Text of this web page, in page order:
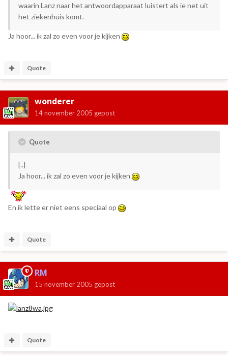
waarin Lanz naar het antwoordapparaat luistert als ie net uit
het ziekenhuis komt.
Ja hoor... ik zal zo even voor je kijken
Quote
wonderer
14 november 2005 gepost
Quote
[..]
Ja hoor... ik zal zo even voor je kijken
En ik lette er niet eens speciaal op
Quote
RM
15 november 2005 gepost
Quote